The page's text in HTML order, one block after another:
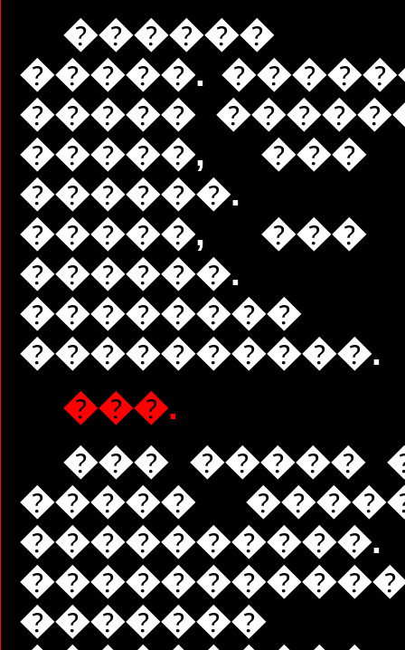
������
�����.
�����
�����, ���
������.
�����, ���
������.
��������
����������.
���.
��� �����
�����